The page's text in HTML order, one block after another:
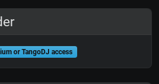
or TangoDJ access